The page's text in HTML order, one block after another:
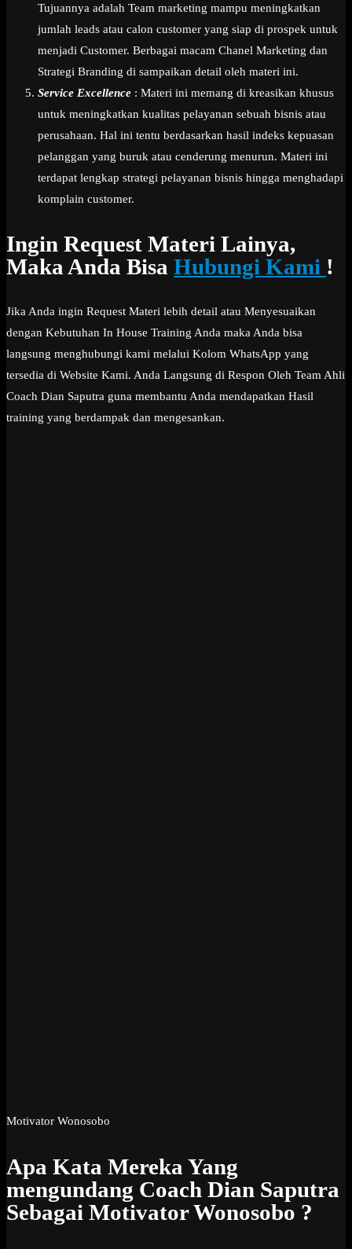
Tujuannya adalah Team marketing mampu meningkatkan
jumlah leads atau calon customer yang siap di prospek untuk
menjadi Customer. Berbagai macam Chanel Marketing dan
Strategi Branding di sampaikan detail oleh materi ini.
Service Excellence : Materi ini memang di kreasikan khusus
untuk meningkatkan kualitas pelayanan sebuah bisnis atau
perusahaan. Hal ini tentu berdasarkan hasil indeks kepuasan
pelanggan yang buruk atau cenderung menurun. Materi ini
terdapat lengkap strategi pelayanan bisnis hingga menghadapi
komplain customer.
Ingin Request Materi Lainya,
Maka Anda Bisa Hubungi Kami !
Jika Anda ingin Request Materi lebih detail atau Menyesuaikan
dengan Kebutuhan In House Training Anda maka Anda bisa
langsung menghubungi kami melalui Kolom WhatsApp yang
tersedia di Website Kami. Anda Langsung di Respon Oleh Team Ahli
Coach Dian Saputra guna membantu Anda mendapatkan Hasil
training yang berdampak dan mengesankan.
Motivator Wonosobo
Apa Kata Mereka Yang
mengundang Coach Dian Saputra
Sebagai Motivator Wonosobo ?